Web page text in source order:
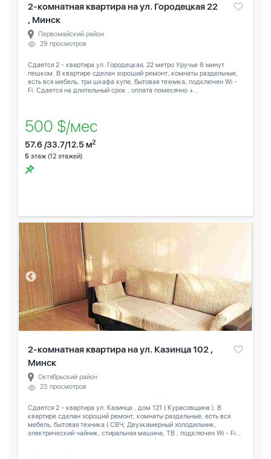
2-комнатная квартира на ул. Городецкая 22
, Минск
Первомайский район
29 просмотров
Сдается 2 - квартира ул. Городецкая, 22 метро Уручье 8 минут
пешком. В квартире сделан хороший ремонт, комнаты раздельные,
есть вся мебель, три шкафа купе, бытовая техника, подключен Wi -
Fi. Сдается на длительный срок , оплата помесячно +...
500 $/мес
57.6 /33.7/12.5 м2
5 этаж (12 этажей)
2-комнатная квартира на ул. Казинца 102 ,
Минск
Октябрьский район
23 просмотров
Сдается 2 - квартира ул. Казинца , дом 121 ( Курасовщина ). В
квартире сделан хороший ремонт, комнаты раздельные, есть вся
мебель, бытовая техника ( СВЧ, Двухкамерный холодильник,
электрический чайник, стиральная машина, ТВ , подключен Wi - Fi....